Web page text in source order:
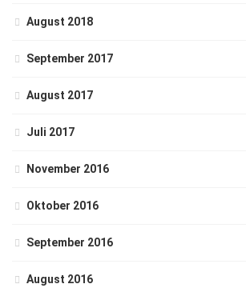
August 2018
September 2017
August 2017
Juli 2017
November 2016
Oktober 2016
September 2016
August 2016